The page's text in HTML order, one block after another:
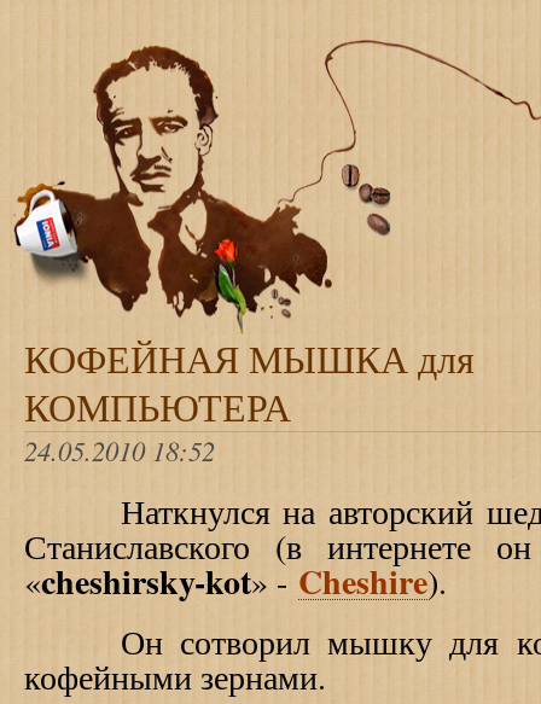
КОФЕЙНАЯ МЫШКА для
КОМПЬЮТЕРА
24.05.2010 18:52
Наткнулся на авторский
Станиславского (в интернете
«cheshirsky-kot» - Cheshire).
Он сотворил мышку для
кофейными зернами.